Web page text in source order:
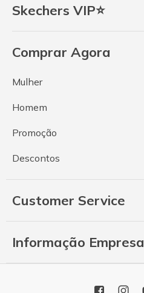
Skechers VIP⭐
Comprar Agora
Mulher
Homem
Promoção
Descontos
Customer Service
Informação Empresa